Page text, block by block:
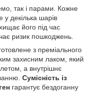
так і парами. Кожне
у декілька шарів
його під час
ризик пошкоджень.
з преміального
захисним лаком, який
а внутрішнє
Сумісність із
гарантує бездоганну